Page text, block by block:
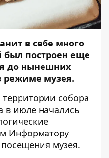
в себе много
был построен еще
до нынешних
режиме музея.
территории собора
в июле начались
Информатору
посещения музея.